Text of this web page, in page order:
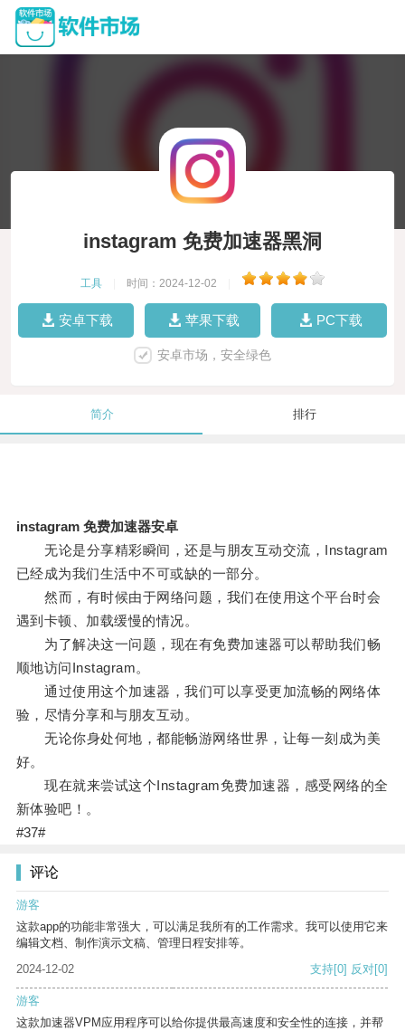
instagram 免费加速器黑洞
工具 时间：2024-12-02
安卓下载 苹果下载 PC下载
安卓市场，安全绿色
简介 排行
instagram 免费加速器安卓
无论是分享精彩瞬间，还是与朋友互动交流，Instagram
已经成为我们生活中不可或缺的一部分。
然而，有时候由于网络问题，我们在使用这个平台时会
遇到卡顿、加载缓慢的情况。
为了解决这一问题，现在有免费加速器可以帮助我们畅
顺地访问Instagram。
通过使用这个加速器，我们可以享受更加流畅的网络体
验，尽情分享和与朋友互动。
无论你身处何地，都能畅游网络世界，让每一刻成为美
好。
现在就来尝试这个Instagram免费加速器，感受网络的全
新体验吧！。
#37#
评论
游客
这款app的功能非常强大，可以满足我所有的工作需求。我可以使用它来
编辑文档、制作演示文稿、管理日程安排等。
2024-12-02
支持[0] 反对[0]
游客
这款加速器VPM应用程序可以给你提供最高速度和安全性的连接，并帮